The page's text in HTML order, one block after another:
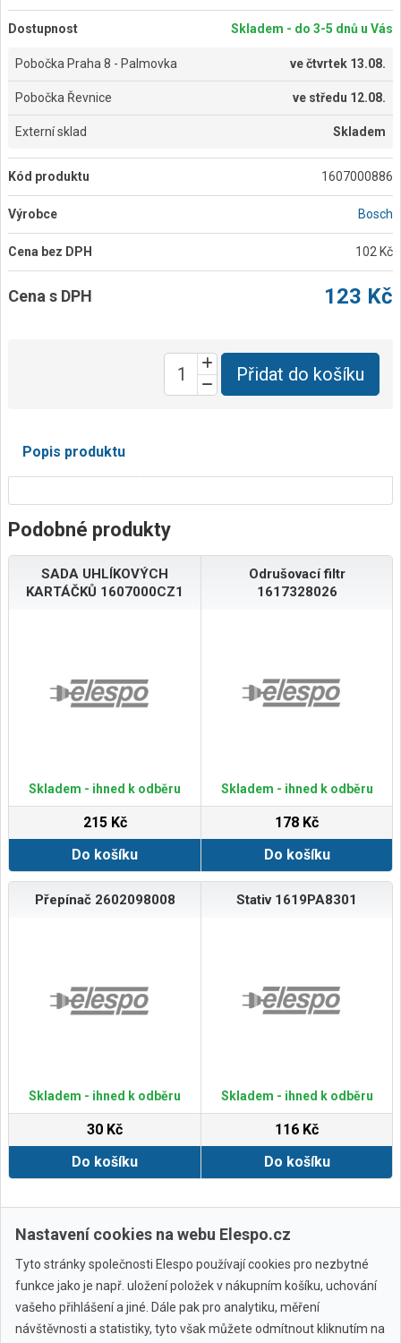
Dostupnost Skladem - do 3-5 dnů u Vás
Pobočka Praha 8 - Palmovka večtvrtek 13.08.
Pobočka Řevnice ve středu 12.08.
Externí sklad Skladem
Kód produktu 1607000886
Výrobce Bosch
Cena bez DPH 102 Kč
Cena s DPH 123 Kč
Přidat do košíku
Popis produktu
Podobné produkty
SADA UHLÍKOVÝCH
KARTÁČKŮ 1607000CZ1
Skladem - ihned k odběru
215 Kč
Do košíku
Odrušovací filtr
1617328026
Skladem - ihned k odběru
178 Kč
Do košíku
Přepínač 2602098008
Skladem - ihned k odběru
30 Kč
Do košíku
Stativ 1619PA8301
Skladem - ihned k odběru
116 Kč
Do košíku
Zobrazit další
Nastavení cookies na webu Elespo.cz
Tyto stránky společnosti Elespo používají cookies pro nezbytné
funkce jako je např. uložení položek v nákupním košíku, uchování
vašeho přihlášení a jiné. Dále pak pro analytiku, měření
návštěvnosti a statistiky, tyto však můžete odmítnout kliknutím na